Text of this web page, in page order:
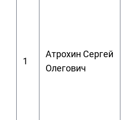
1
Атрохин Сергей
Олегович